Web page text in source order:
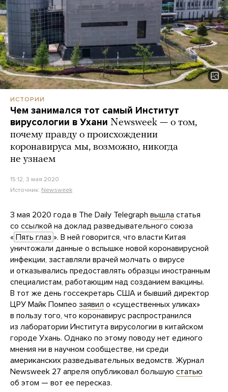
ИСТОРИИ
Чем занимался тот самый Институт
вирусологии в Ухани Newsweek — о том,
почему правду о происхождении
коронавируса мы, возможно, никогда
не узнаем
15:12, 3 мая 2020
Источник: Newsweek
3 мая 2020 года в The Daily Telegraph вышла статья
со ссылкой на доклад разведывательного союза
« Пять глаз ». В ней говорится, что власти Китая
уничтожали данные о вспышке новой коронавирусной
инфекции, заставляли врачей молчать о вирусе
и отказывались предоставлять образцы иностранным
специалистам, работающим над созданием вакцины.
В тот же день госсекретарь США и бывший директор
ЦРУ Майк Помпео заявил о «существенных уликах»
в пользу того, что коронавирус распространился
из лаборатории Института вирусологии в китайском
городе Ухань. Однако по этому поводу нет единого
мнения ни в научном сообществе, ни среди
американских разведывательных ведомств. Журнал
Newsweek 27 апреля опубликовал большую статью
об этом — вот ее пересказ.